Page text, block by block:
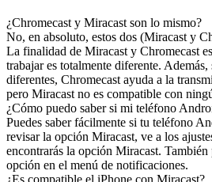
¿Chromecast y Miracast son lo mismo?
No, en absoluto, estos dos (Miracast y
La finalidad de Miracast y Chromecast
trabajar es totalmente diferente. Además,
diferentes, Chromecast ayuda a la
pero Miracast no es compatible con
¿Cómo puedo saber si mi teléfono
Puedes saber fácilmente si tu teléfono
revisar la opción Miracast, ve a los
encontrarás la opción Miracast. También
opción en el menú de notificaciones.
¿Es compatible el iPhone con Miracast?